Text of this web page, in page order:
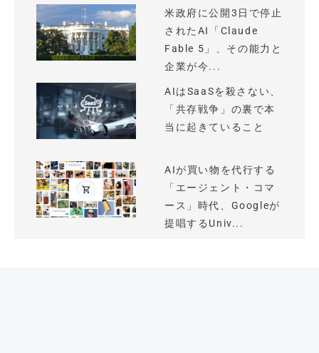
米政府に公開3日で停止
されたAI「Claude
Fable 5」、その能力と
企業が今...
AIはSaaSを殺さない、
「共存戦争」の裏で本
当に起きていること
AIが買い物を代行する
「エージェント・コマ
ース」時代、Googleが
提唱するUniv...